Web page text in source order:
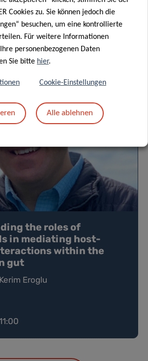
Veranstaltungen
the roles of
in mediating host-
within the
gut
Eroglu
Cookies zu. Sie können jedoch die
besuchen, um eine kontrollierte
Für weitere Informationen
personenbezogenen Daten
Sie bitte hier.
Cookie-Einstellungen
Alle ablehnen